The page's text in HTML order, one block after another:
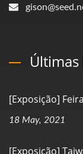
[Exposição]
18 May, 2021
[Exposição]